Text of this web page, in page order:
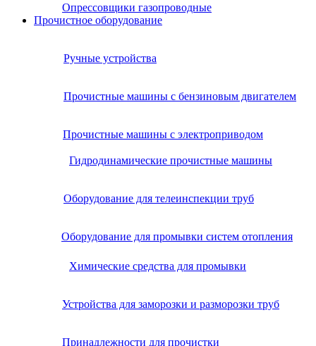
Опрессовщики газопроводные
Прочистное оборудование
Ручные устройства
Прочистные машины с бензиновым двигателем
Прочистные машины с электроприводом
Гидродинамические прочистные машины
Оборудование для телеинспекции труб
Оборудование для промывки систем отопления
Химические средства для промывки
Устройства для заморозки и разморозки труб
Принадлежности для прочистки